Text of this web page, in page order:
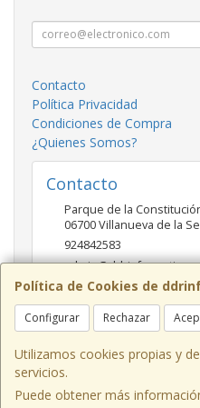
Política de Cookies de
Configurar Rechazar
Utilizamos cookies propias y
servicios.
Puede obtener más
Contacto
Política Privacidad
Condiciones de Compra
¿Quienes Somos?
Contacto
Parque de la
06700Villanueva de la
924842583
Horario
Mañanas 9.30 - 14 Tardes 17